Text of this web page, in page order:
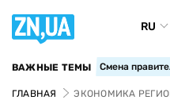
RU
ВАЖНЫЕ ТЕМЫ Смена
ГЛАВНАЯ ЭКОНОМИКА